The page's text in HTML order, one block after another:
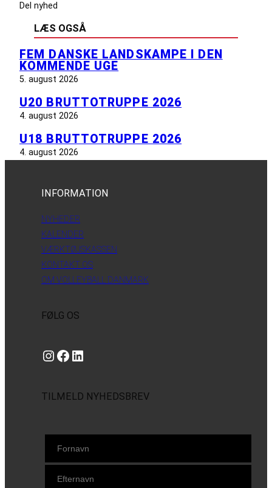
Del nyhed
LÆS OGSÅ
FEM DANSKE LANDSKAMPE I DEN
KOMMENDE UGE
5. august 2026
U20 BRUTTOTRUPPE 2026
4. august 2026
U18 BRUTTOTRUPPE 2026
4. august 2026
INFORMATION
NYHEDER
KALENDER
VÆRKTØJSKASSEN
KONTAKT OS
OM VOLLEYBALL DANMARK
FØLG OS
Instagram https://www.facebook.com/danishbeachvolleytour LinkedIn
TILMELD NYHEDSBREV